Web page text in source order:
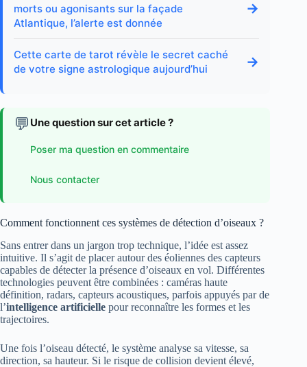
morts ou agonisants sur la façade
Atlantique, l’alerte est donnée
→
Cette carte de tarot révèle le secret caché
de votre signe astrologique aujourd’hui
→
💬 Une question sur cet article ?
Poser ma question en commentaire
Nous contacter
Comment fonctionnent ces systèmes de détection d’oiseaux ?
Sans entrer dans un jargon trop technique, l’idée est assez
intuitive. Il s’agit de placer autour des éoliennes des capteurs
capables de détecter la présence d’oiseaux en vol. Différentes
technologies peuvent être combinées : caméras haute
définition, radars, capteurs acoustiques, parfois appuyés par de
l’intelligence artificielle pour reconnaître les formes et les
trajectoires.
Une fois l’oiseau détecté, le système analyse sa vitesse, sa
direction, sa hauteur. Si le risque de collision devient élevé,